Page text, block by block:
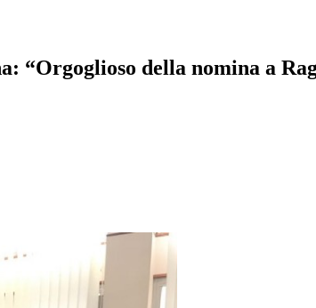
“Orgoglioso della nomina a